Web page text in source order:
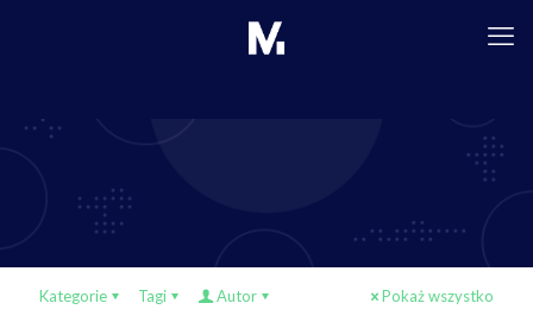
Kategorie Tagi Autor Pokaż wszystko